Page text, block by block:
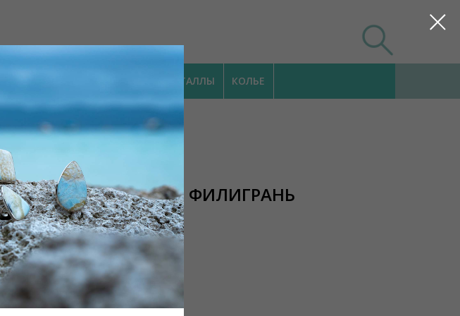
КОЛЬЕ
КРИСТАЛЛЫ
СЕРЬГИ
КОЛЬЦО С ГРАНАТОМ ФИЛИГРАНЬ
100% URAL
Артикул:1674
4 800 р.
Размер